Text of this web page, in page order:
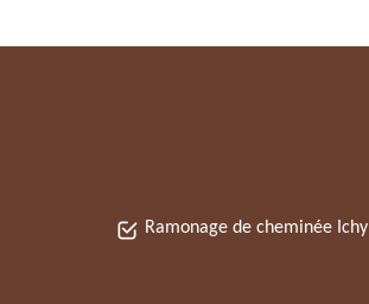
Ramonage de cheminée Ichy